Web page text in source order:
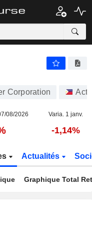
Corporation
08/2026 Varia. 1 janv.
-1,14%
Actualités
Graphique Total